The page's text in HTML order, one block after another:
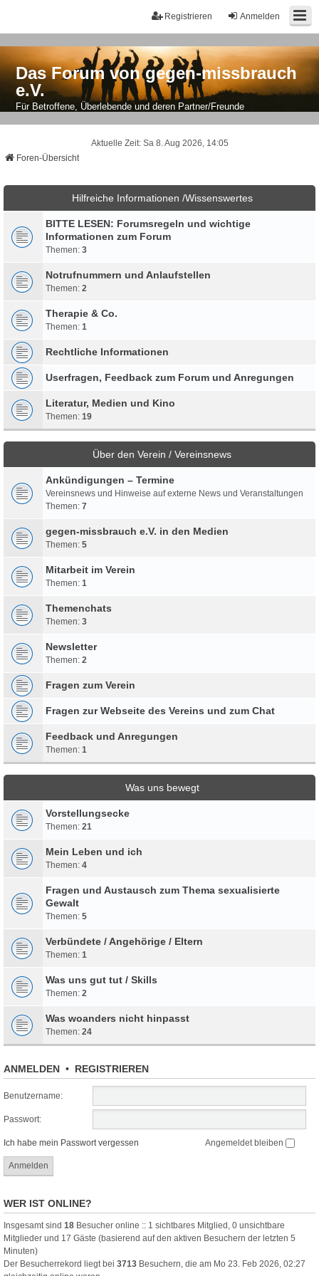
Anmelden
Registrieren
Das Forum von gegen-missbrauch
e.V.
Für Betroffene, Überlebende und deren Partner/Freunde
Aktuelle Zeit: Sa 8. Aug 2026, 14:05
Foren-Übersicht
Hilfreiche Informationen /Wissenswertes
BITTE LESEN: Forumsregeln und wichtige
Informationen zum Forum
Themen: 3
Notrufnummern und Anlaufstellen
Themen: 2
Therapie & Co.
Themen: 1
Rechtliche Informationen
Userfragen, Feedback zum Forum und Anregungen
Literatur, Medien und Kino
Themen: 19
Über den Verein / Vereinsnews
Ankündigungen – Termine
Vereinsnews und Hinweise auf externe News und Veranstaltungen
Themen: 7
gegen-missbrauch e.V. in den Medien
Themen: 5
Mitarbeit im Verein
Themen: 1
Themenchats
Themen: 3
Newsletter
Themen: 2
Fragen zum Verein
Fragen zur Webseite des Vereins und zum Chat
Feedback und Anregungen
Themen: 1
Was uns bewegt
Vorstellungsecke
Themen: 21
Mein Leben und ich
Themen: 4
Fragen und Austausch zum Thema sexualisierte
Gewalt
Themen: 5
Verbündete / Angehörige / Eltern
Themen: 1
Was uns gut tut / Skills
Themen: 2
Was woanders nicht hinpasst
Themen: 24
ANMELDEN • REGISTRIEREN
Benutzername:
Passwort:
Ich habe mein Passwort vergessen Angemeldet bleiben
WER IST ONLINE?
Insgesamt sind 18 Besucher online :: 1 sichtbares Mitglied, 0 unsichtbare
Mitglieder und 17 Gäste (basierend auf den aktiven Besuchern der letzten 5
Minuten)
Der Besucherrekord liegt bei 3713 Besuchern, die am Mo 23. Feb 2026, 02:27